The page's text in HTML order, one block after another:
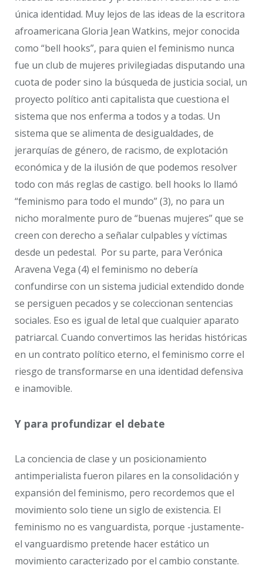
única identidad. Muy lejos de las ideas de la escritora
afroamericana Gloria Jean Watkins, mejor conocida
como “bell hooks”, para quien el feminismo nunca
fue un club de mujeres privilegiadas disputando una
cuota de poder sino la búsqueda de justicia social, un
proyecto político anti capitalista que cuestiona el
sistema que nos enferma a todos y a todas. Un
sistema que se alimenta de desigualdades, de
jerarquías de género, de racismo, de explotación
económica y de la ilusión de que podemos resolver
todo con más reglas de castigo. bell hooks lo llamó
“feminismo para todo el mundo” (3), no para un
nicho moralmente puro de “buenas mujeres” que se
creen con derecho a señalar culpables y víctimas
desde un pedestal. Por su parte, para Verónica
Aravena Vega (4) el feminismo no debería
confundirse con un sistema judicial extendido donde
se persiguen pecados y se coleccionan sentencias
sociales. Eso es igual de letal que cualquier aparato
patriarcal. Cuando convertimos las heridas históricas
en un contrato político eterno, el feminismo corre el
riesgo de transformarse en una identidad defensiva
e inamovible.
Y para profundizar el debate
La conciencia de clase y un posicionamiento
antimperialista fueron pilares en la consolidación y
expansión del feminismo, pero recordemos que el
movimiento solo tiene un siglo de existencia. El
feminismo no es vanguardista, porque -justamente-
el vanguardismo pretende hacer estático un
movimiento caracterizado por el cambio constante.